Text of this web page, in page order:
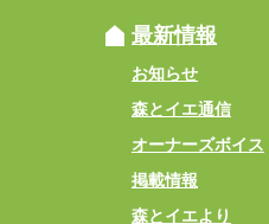
最新情報
お知らせ
森とイエ通信
オーナーズボイス
掲載情報
森とイエより